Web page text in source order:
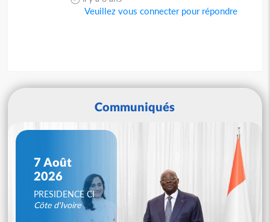
Veuillez vous connecter pour répondre
Communiqués
7 Août
2026
PRESIDENCE CI
Côte d'Ivoire